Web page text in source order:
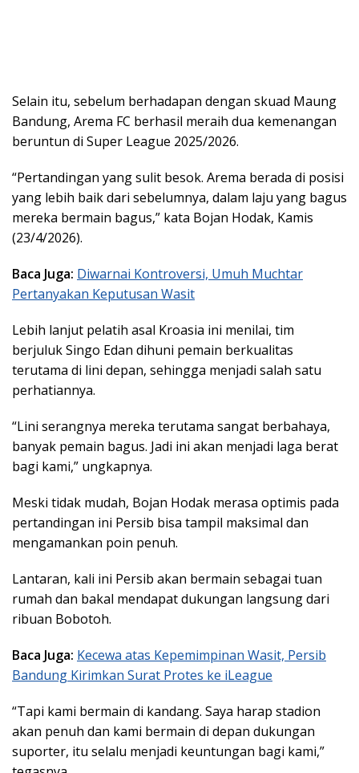
Selain itu, sebelum berhadapan dengan skuad Maung
Bandung, Arema FC berhasil meraih dua kemenangan
beruntun di Super League 2025/2026.
“Pertandingan yang sulit besok. Arema berada di posisi
yang lebih baik dari sebelumnya, dalam laju yang bagus
mereka bermain bagus,” kata Bojan Hodak, Kamis
(23/4/2026).
Baca Juga: Diwarnai Kontroversi, Umuh Muchtar
Pertanyakan Keputusan Wasit
Lebih lanjut pelatih asal Kroasia ini menilai, tim
berjuluk Singo Edan dihuni pemain berkualitas
terutama di lini depan, sehingga menjadi salah satu
perhatiannya.
“Lini serangnya mereka terutama sangat berbahaya,
banyak pemain bagus. Jadi ini akan menjadi laga berat
bagi kami,” ungkapnya.
Meski tidak mudah, Bojan Hodak merasa optimis pada
pertandingan ini Persib bisa tampil maksimal dan
mengamankan poin penuh.
Lantaran, kali ini Persib akan bermain sebagai tuan
rumah dan bakal mendapat dukungan langsung dari
ribuan Bobotoh.
Baca Juga: Kecewa atas Kepemimpinan Wasit, Persib
Bandung Kirimkan Surat Protes ke iLeague
“Tapi kami bermain di kandang. Saya harap stadion
akan penuh dan kami bermain di depan dukungan
suporter, itu selalu menjadi keuntungan bagi kami,”